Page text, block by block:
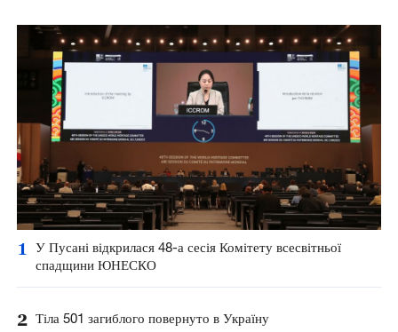
1
У Пусані відкрилася 48-а сесія Комітету всесвітньої
спадщини ЮНЕСКО
2 Тіла 501 загиблого повернуто в Україну